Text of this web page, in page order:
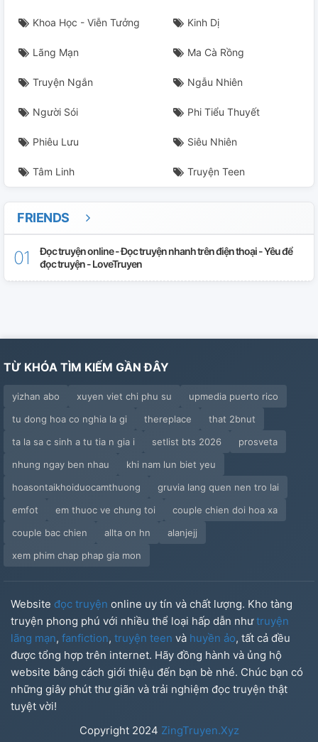
Khoa Học - Viễn Tưởng Kinh Dị
Lãng Mạn Ma Cà Rồng
Truyện Ngắn Ngẫu Nhiên
Người Sói Phi Tiểu Thuyết
Phiêu Lưu Siêu Nhiên
Tâm Linh Truyện Teen
FRIENDS
Đọc truyện online - Đọc truyện nhanh trên điện thoại - Yêu để
đọc truyện - LoveTruyen
TỪ KHÓA TÌM KIẾM GẦN ĐÂY
yizhan abo xuyen viet chi phu su
upmedia puerto rico
tu dong hoa co nghia la gi
thereplace
that 2bnut
ta la sa c sinh a tu tia n gia i
setlist bts 2026
prosveta
nhung ngay ben nhau
khi nam lun biet yeu
hoasontaikhoiduocamthuong
gruvia lang quen nen tro lai
emfot
em thuoc ve chung toi
couple chien doi hoa xa
couple bac chien
allta on hn
alanjejj
xem phim chap phap gia mon
Website đọc truyện online uy tín và chất lượng. Kho tàng
truyện phong phú với nhiều thể loại hấp dẫn nhưtruyện
lãng mạn, fanfiction, truyện teen và huyền ảo, tất cả đều
được tổng hợp trên internet. Hãy đồng hành và ủng hộ
website bằng cách giới thiệu đến bạn bè nhé. Chúc bạn có
những giây phút thư giãn và trải nghiệm đọc truyện thật
tuyệt vời!
Copyright 2024 ZingTruyen.Xyz